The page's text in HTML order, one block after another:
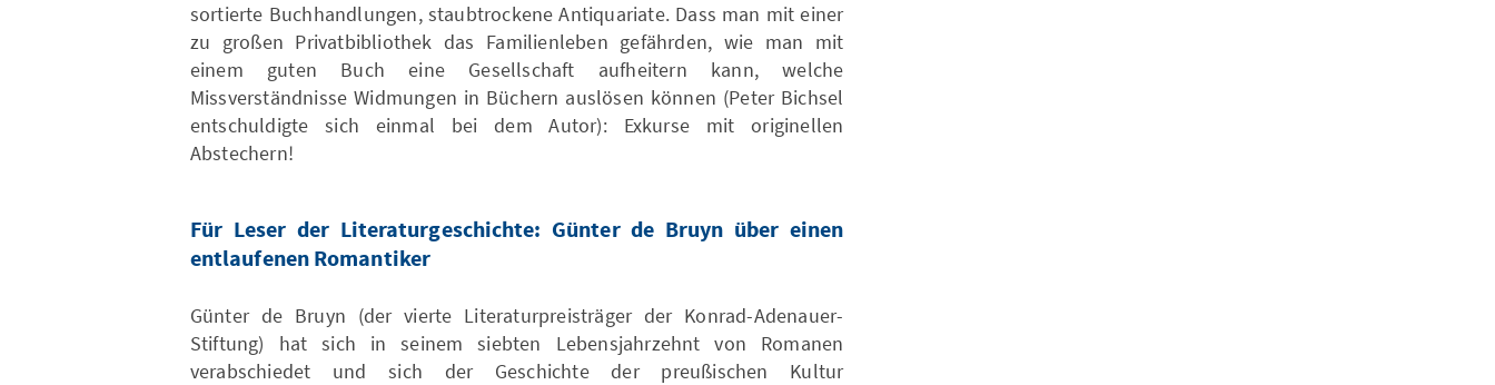
sortierte Buchhandlungen, staubtrockene Antiquariate. Dass man mit einer
zu großen Privatbibliothek das Familienleben gefährden, wie man mit
einem guten Buch eine Gesellschaft aufheitern kann, welche
Missverständnisse Widmungen in Büchern auslösen können (Peter Bichsel
entschuldigte sich einmal bei dem Autor): Exkurse mit originellen
Abstechern!
Für Leser der Literaturgeschichte: Günter de Bruyn über einen
entlaufenen Romantiker
Günter de Bruyn (der vierte Literaturpreisträger der Konrad-Adenauer-
Stiftung) hat sich in seinem siebten Lebensjahrzehnt von Romanen
verabschiedet und sich der Geschichte der preußischen Kultur